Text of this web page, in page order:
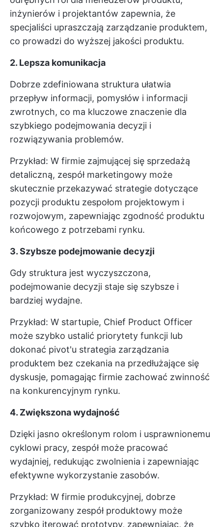
inżynierów i projektantów zapewnia, że
specjaliści upraszczają zarządzanie produktem,
co prowadzi do wyższej jakości produktu.
2. Lepsza komunikacja
Dobrze zdefiniowana struktura ułatwia
przepływ informacji, pomysłów i informacji
zwrotnych, co ma kluczowe znaczenie dla
szybkiego podejmowania decyzji i
rozwiązywania problemów.
Przykład: W firmie zajmującej się sprzedażą
detaliczną, zespół marketingowy może
skutecznie przekazywać strategie dotyczące
pozycji produktu zespołom projektowym i
rozwojowym, zapewniając zgodność produktu
końcowego z potrzebami rynku.
3. Szybsze podejmowanie decyzji
Gdy struktura jest wyczyszczona,
podejmowanie decyzji staje się szybsze i
bardziej wydajne.
Przykład: W startupie, Chief Product Officer
może szybko ustalić priorytety funkcji lub
dokonać pivot'u strategia zarządzania
produktem bez czekania na przedłużające się
dyskusje, pomagając firmie zachować zwinność
na konkurencyjnym rynku.
4. Zwiększona wydajność
Dzięki jasno określonym rolom i usprawnionemu
cyklowi pracy, zespół może pracować
wydajniej, redukując zwolnienia i zapewniając
efektywne wykorzystanie zasobów.
Przykład: W firmie produkcyjnej, dobrze
zorganizowany zespół produktowy może
szybko iterować prototypy, zapewniając, że